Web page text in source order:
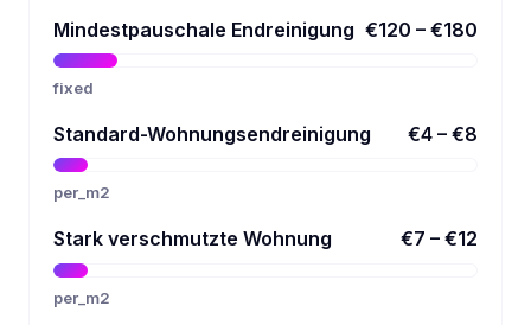
Mindestpauschale Endreinigung €120 – €180
fixed
Standard-Wohnungsendreinigung €4 – €8
per_m2
Stark verschmutzte Wohnung €7 – €12
per_m2